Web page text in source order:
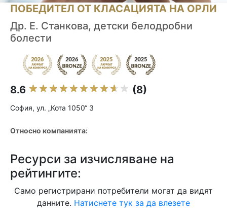
ПОБЕДИТЕЛ ОТ КЛАСАЦИЯТА НА ОРЛИ
Др. Е. Станкова, детски белодробни
болести
8.6 (8)
София, ул. „Кота 1050“ 3
Относно компанията:
Ресурси за изчисляване на
рейтингите:
Само регистрирани потребители могат да видят
данните. Натиснете тук за да влезете